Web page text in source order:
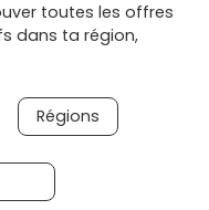
toutes les offres
dans ta région,
Régions